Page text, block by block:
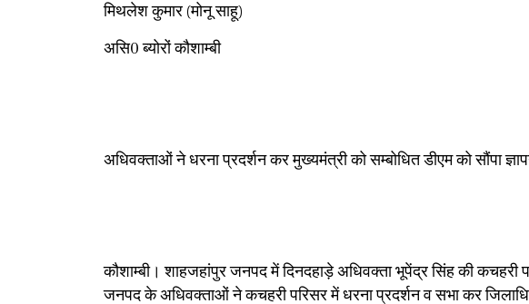
मिथलेश कुमार (मोनू साहू)
असि0 ब्योरों कौशाम्बी
अधिवक्ताओं ने धरना प्रदर्शन कर मुख्यमंत्री को सम्बोधित डीएम को सौंपा
कौशाम्बी। शाहजहांपुर जनपद में दिनदहाड़े अधिवक्ता भूपेंद्र सिंह की कचहरी
जनपद के अधिवक्ताओं ने कचहरी परिसर में धरना प्रदर्शन व सभा कर